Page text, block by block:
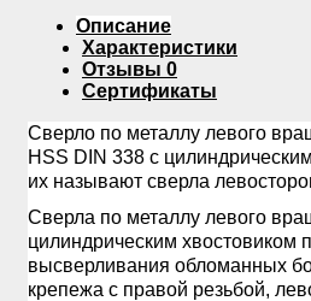
Описание
Характеристики
Отзывы 0
Сертификаты
Сверло по металлу левого
HSS DIN 338 с
их называют сверла
Сверла по металлу левого
цилиндрическим хвостовиком
высверливания обломанных
крепежа с правой резьбой,